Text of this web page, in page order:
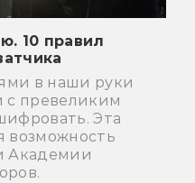
10 правил
в наши руки
с превеликим
Эта
возможность
Академии